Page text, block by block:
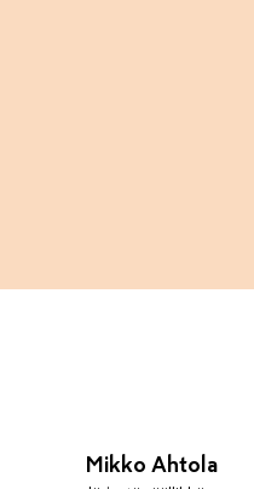
Mikko Ahtola